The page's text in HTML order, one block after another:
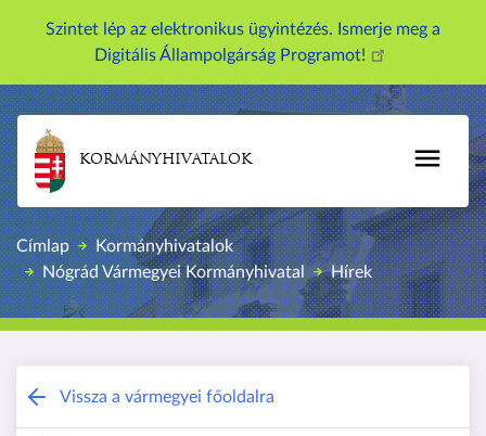
á
a
a
r
t
a
l
m
r
Szintet lép az elektronikus ügyintézés. Ismerje meg a
Digitális Állampolgárság Programot!
KORMÁNYHIVATALOK
Címlap
Kormányhivatalok
Nógrád Vármegyei Kormányhivatal
Hírek
Nógrád Vármegyei Kormányhivatal
Vissza a vármegyei főoldalra